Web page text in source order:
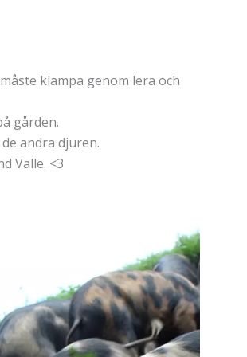
klampa genom lera och
gården.
andra djuren.
Valle. <3